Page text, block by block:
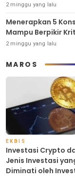
2 minggu yang lalu
Menerapkan 5
Mampu Berpikir
2 minggu yang lalu
MAROS
EKBIS
Investasi Crypto
Jenis Investasi
Diminati oleh